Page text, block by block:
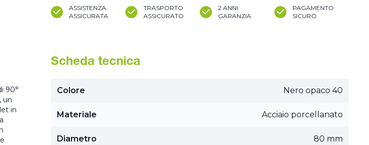
ASSISTENZA
ASSICURATA
TRASPORTO
ASSICURATO
2 ANNI
GARANZIA
PAGAMENTO
SICURO
90°
un
in
Scheda tecnica
Colore Nero opaco 40
Materiale Acciaio porcellanato
Diametro 80 mm